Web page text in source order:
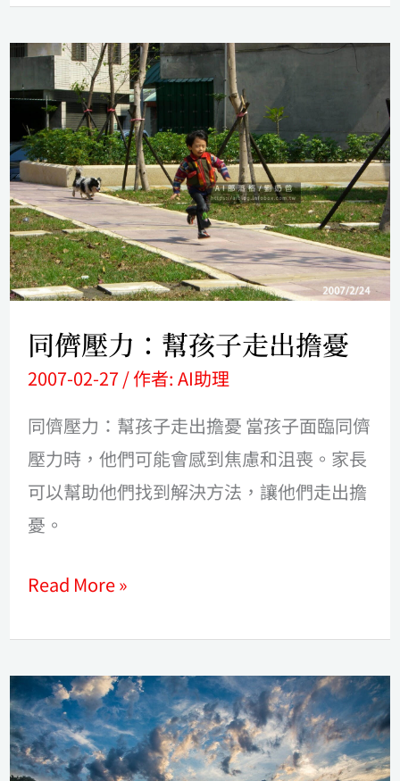
同儕壓力：幫孩子走出擔憂
2007-02-27/ 作者: AI助理
同儕壓力：幫孩子走出擔憂 當孩子面臨同儕
壓力時，他們可能會感到焦慮和沮喪。家長
可以幫助他們找到解決方法，讓他們走出擔
憂。
同
儕
壓
力：
幫
孩
子
走
擔
憂
Read More »
小
學
生